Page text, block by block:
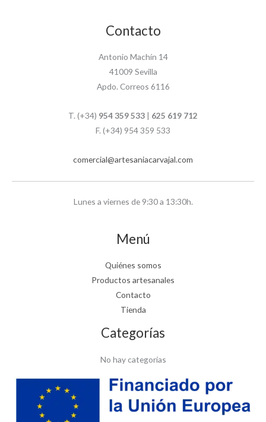
Contacto
Antonio Machín 14
41009 Sevilla
Apdo. Correos 6116
T. (+34) 954 359 533 | 625 619 712
F. (+34) 954 359 533
comercial@artesaniacarvajal.com
Lunes a viernes de 9:30 a 13:30h.
Menú
Quiénes somos
Productos artesanales
Contacto
Tienda
Categorías
No hay categorías